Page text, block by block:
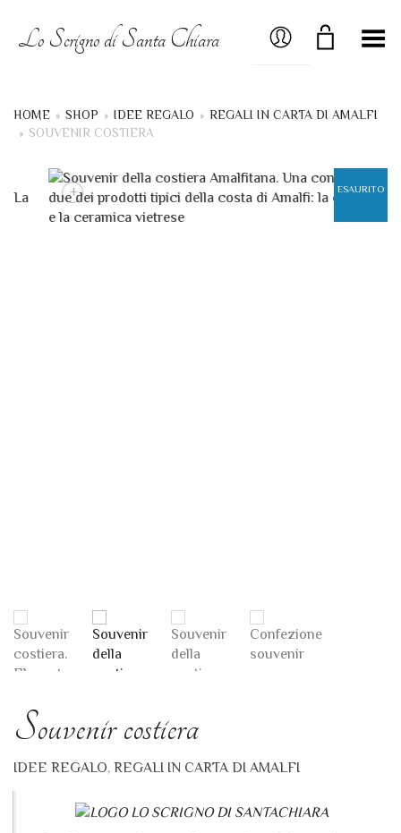
Lo Scrigno di Santa Chiara MY ACCOUNT
Menú
HOME » SHOP » IDEE REGALO » REGALI IN CARTA DI AMALFI
» SOUVENIR COSTIERA
ESAURITO
Souvenir costiera